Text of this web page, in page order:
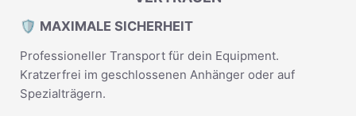
🛡️ MAXIMALE SICHERHEIT
Professioneller Transport für dein Equipment.
Kratzerfrei im geschlossenen Anhänger oder auf
Spezialträgern.